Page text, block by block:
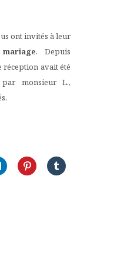
ont invités à leur
. Depuis
réception avait été
par monsieur L.,